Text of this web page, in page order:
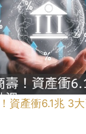
資產衝6.1兆 3